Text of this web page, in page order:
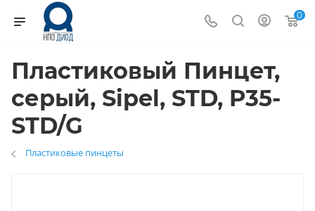
0
Пластиковый Пинцет,
серый, Sipel, STD, P35-
STD/G
Пластиковые пинцеты